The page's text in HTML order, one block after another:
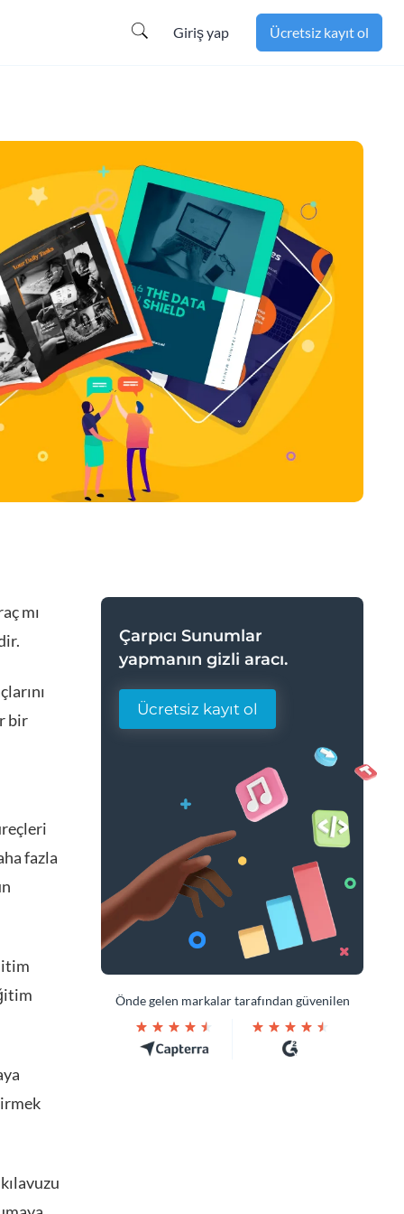
Giriş yap Ücretsiz kayıt ol
mı
bir
fazla
Çarpıcı Sunumlar
yapmanın gizli aracı.
Ücretsiz kayıt ol
Önde gelen markalar tarafından güvenilen